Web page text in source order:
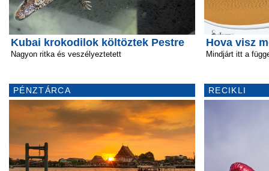
Kubai krokodilok költöztek Pestre
Nagyon ritka és veszélyeztetett
PÉNZTÁRCA
Hova visz
Mindjárt itt a
RECIKLI